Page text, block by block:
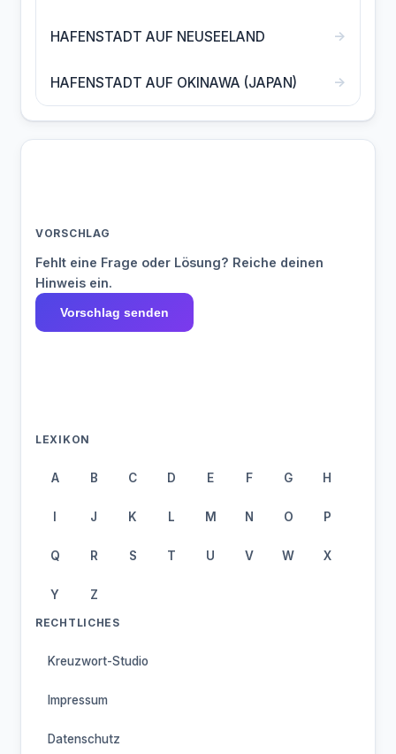
HAFENSTADT AUF NEUSEELAND →
HAFENSTADT AUF OKINAWA (JAPAN) →
VORSCHLAG
Fehlt eine Frage oder Lösung? Reiche deinen
Hinweis ein.
Vorschlag senden
LEXIKON
A B C D E F G H
I J K L M N O P
Q R S T U V W X
Y Z
RECHTLICHES
Kreuzwort-Studio
Impressum
Datenschutz